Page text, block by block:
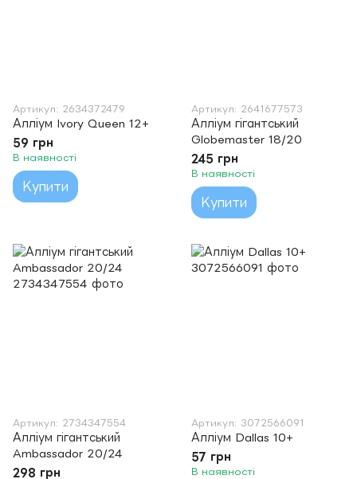
Артикул: 2634372479
Алліум Ivory Queen 12+
59 грн
В наявності
Купити
Артикул: 2641677573
Алліум гігантський
Globemaster 18/20
245 грн
В наявності
Купити
Артикул: 2734347554
Алліум гігантський
Ambassador 20/24
298 грн
Артикул: 3072566091
Алліум Dallas 10+
57 грн
В наявності